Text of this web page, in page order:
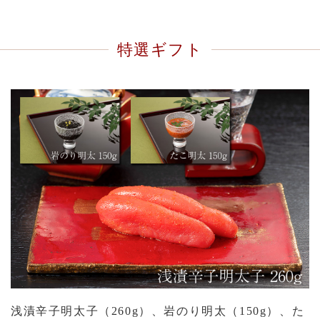
特選ギフト
浅漬辛子明太子（260g）、岩のり明太（150g）、た